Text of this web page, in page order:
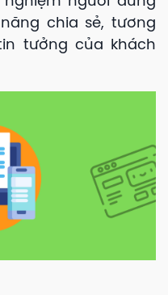
chia sẻ, tương
tưởng của khách